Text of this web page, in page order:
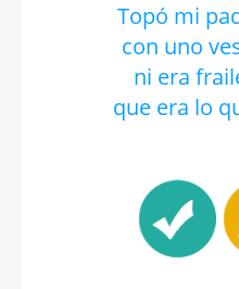
Topó mi
con uno
ni era
que era lo